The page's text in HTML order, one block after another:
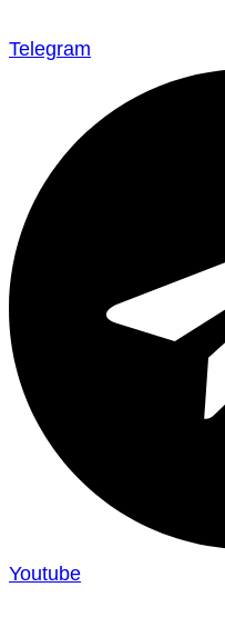
Telegram
Youtube